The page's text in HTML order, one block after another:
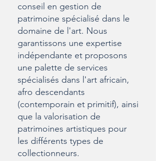
conseil en gestion de
patrimoine spécialisé dans le
domaine de l'art. Nous
garantissons une expertise
indépendante et proposons
une palette de services
spécialisés dans l'art africain,
afro descendants
(contemporain et primitif), ainsi
que la valorisation de
patrimoines artistiques pour
les différents types de
collectionneurs.